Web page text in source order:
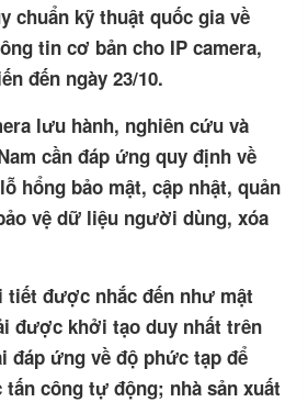
chuẩn kỹ thuật quốc gia về
tin cơ bản cho IP camera,
đến ngày 23/10.
lưu hành, nghiên cứu và
cần đáp ứng quy định về
hổng bảo mật, cập nhật, quản
vệ dữ liệu người dùng, xóa
tiết được nhắc đến như mật
được khởi tạo duy nhất trên
đáp ứng về độ phức tạp để
công tự động; nhà sản xuất